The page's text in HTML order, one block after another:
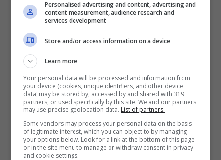
facile inglobarle che estirparle.Così, in
spostò la festa di Ognissanti al primo
novembree più tardi venne istituito anche
il Giorno dei Morti il 2 novembre.
Personalised advertising and content, advertising and
content measurement, audience research and
services development
Store and/or access information on a device
Learn more
Your personal data will be processed and information from
your device (cookies, unique identifiers, and other device
data) may be stored by, accessed by and shared with 319
partners, or used specifically by this site. We and our partners
may use precise geolocation data. List of partners.
Some vendors may process your personal data on the basis
of legitimate interest, which you can object to by managing
your options below. Look for a link at the bottom of this page
or in the site menu to manage or withdraw consent in privacy
and cookie settings.